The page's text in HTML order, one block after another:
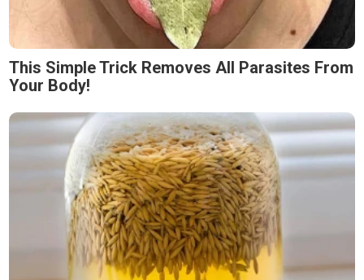
This Simple Trick Removes All Parasites From
Your Body!